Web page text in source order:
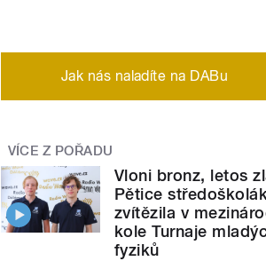
Jak nás naladíte na DABu
VÍCE Z POŘADU
Vloni bronz, letos
Pětice
zvítězila v
kole Turnaje
fyziků